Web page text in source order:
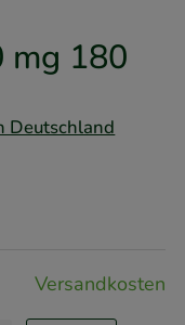
mg 180
Deutschland
Versandkosten